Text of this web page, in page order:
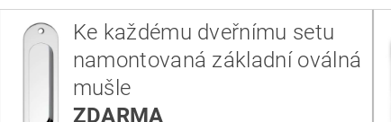
Ke každému dveřnímu setu
namontovaná základní oválná
mušle
ZDARMA